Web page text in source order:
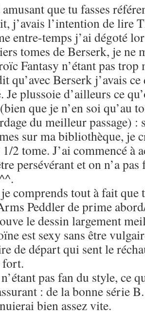
amusant que tu fasses
j’avais l’intention de lire
entre-temps j’ai dégoté
tomes de Berserk, je ne
Fantasy n’étant pas trop
qu’avec Berserk j’avais
Je plussoie d’ailleurs ce
que je n’en soi qu’au
du meilleur passage) :
sur ma bibliothèque, je
1/2 tome. J’ai commencé à
persévérant et on n’a
comprends tout à fait que
Peddler de prime
le dessin largement
est sexy sans être
de départ qui sent le
fort.
pas fan du style, ce
: de la bonne série
bien assez vite.